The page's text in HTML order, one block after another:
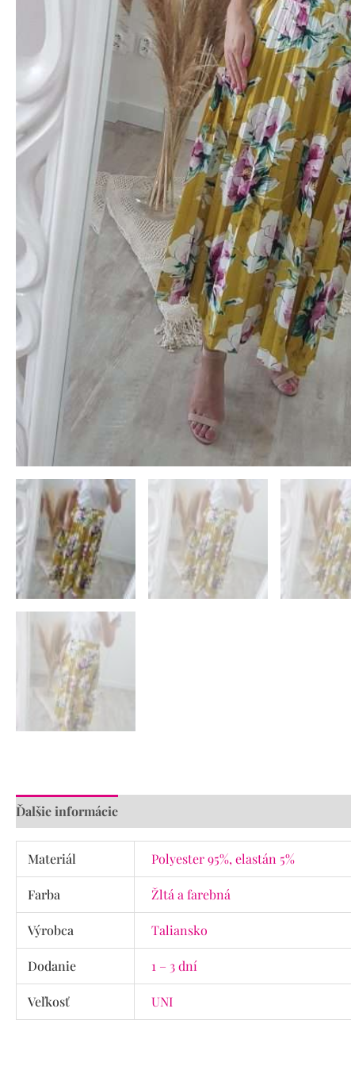
Ďalšie informácie
Materiál Polyester 95%, elastán 5%
Farba Žltá a farebná
Výrobca Taliansko
Dodanie 1 – 3 dní
Veľkosť UNI